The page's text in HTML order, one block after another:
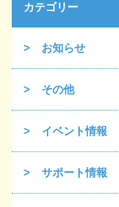
カテゴリー
お知らせ
その他
イベント情報
サポート情報